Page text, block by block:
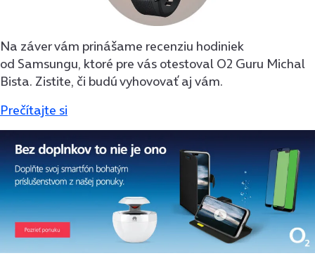
Na záver vám prinášame recenziu hodiniek
od Samsungu, ktoré pre vás otestoval O2 Guru Michal
Bista. Zistite, či budú vyhovovať aj vám.
Prečítajte si